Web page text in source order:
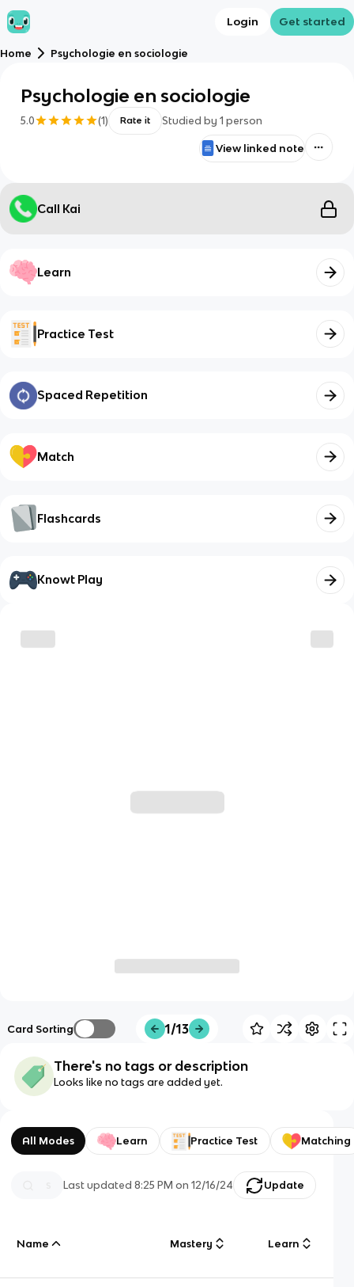
Login Get started
Home Psychologie en sociologie
Psychologie en sociologie
5.0 (1) Rate it Studied by 1 person
View linked note
Call Kai
Learn
Practice Test
Spaced Repetition
Match
Flashcards
Knowt Play
Card Sorting 1/13
There's no tags or description
Looks like no tags are added yet.
All Modes Learn Practice Test Matching
Last updated8:25 PM on 12/16/24 Update
Name Mastery Learn